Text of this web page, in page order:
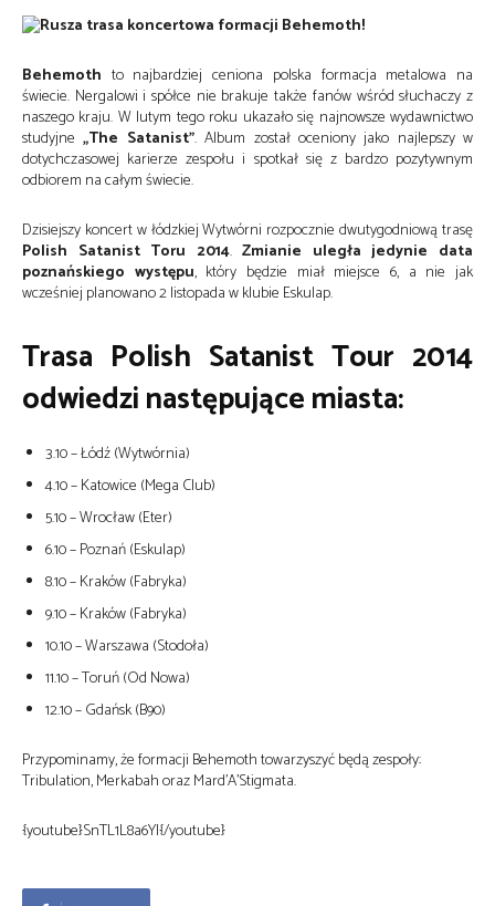
Behemoth to najbardziej ceniona polska formacja metalowa na
świecie. Nergalowi i spółce nie brakuje także fanów wśród słuchaczy z
naszego kraju. W lutym tego roku ukazało się najnowsze wydawnictwo
studyjne„The Satanist”. Album został oceniony jako najlepszy w
dotychczasowej karierze zespołu i spotkał się z bardzo pozytywnym
odbiorem na całym świecie.
Dzisiejszy koncert w łódzkiej Wytwórni rozpocznie dwutygodniową trasę
Polish Satanist Toru 2014.Zmianie uległa jedynie data
poznańskiego występu, który będzie miał miejsce 6, a nie jak
wcześniej planowano 2 listopada w klubie Eskulap.
Trasa Polish Satanist Tour 2014
odwiedzi następujące miasta:
3.10 – Łódź (Wytwórnia)
4.10 – Katowice (Mega Club)
5.10 – Wrocław (Eter)
6.10 – Poznań (Eskulap)
8.10 – Kraków (Fabryka)
9.10 – Kraków (Fabryka)
10.10 – Warszawa (Stodoła)
11.10 – Toruń (Od Nowa)
12.10 – Gdańsk (B90)
Przypominamy, że formacji Behemoth towarzyszyć będą zespoły:
Tribulation, Merkabah oraz Mard’A’Stigmata.
{youtube}SnTL1L8a6YI{/youtube}